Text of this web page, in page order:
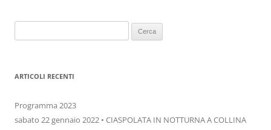
per:
ARTICOLI RECENTI
Programma 2023
sabato 22 gennaio 2022 • CIASPOLATA IN NOTTURNA A COLLINA